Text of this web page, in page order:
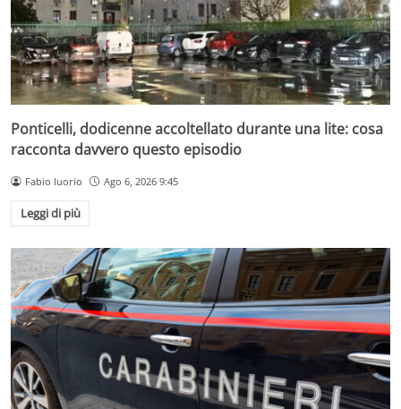
Ponticelli, dodicenne accoltellato durante una lite: cosa
racconta davvero questo episodio
Fabio Iuorio Ago 6, 2026 9:45
Leggi di più